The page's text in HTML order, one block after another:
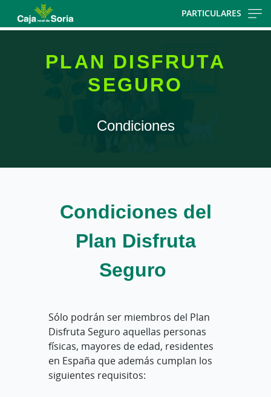
contentt
PARTICULARES
PLAN DISFRUTA
SEGURO
Condiciones
Condiciones del
Plan Disfruta
Seguro
Sólo podrán ser miembros del Plan
Disfruta Seguro aquellas personas
físicas, mayores de edad, residentes
en España que además cumplan los
siguientes requisitos: